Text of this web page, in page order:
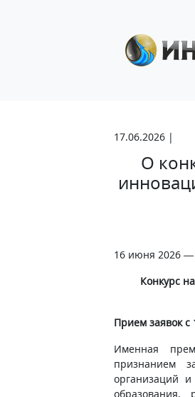
17.06.2026 |
О
16 июня 2026
Конкурс
Прием заявок с
Именная
признанием
организаций и
образования,